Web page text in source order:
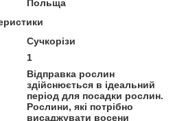
Польща
Сучкорізи
1
Відправка рослин
здійснюється в ідеальний
період для посадки рослин.
Рослини, які потрібно
висаджувати восени